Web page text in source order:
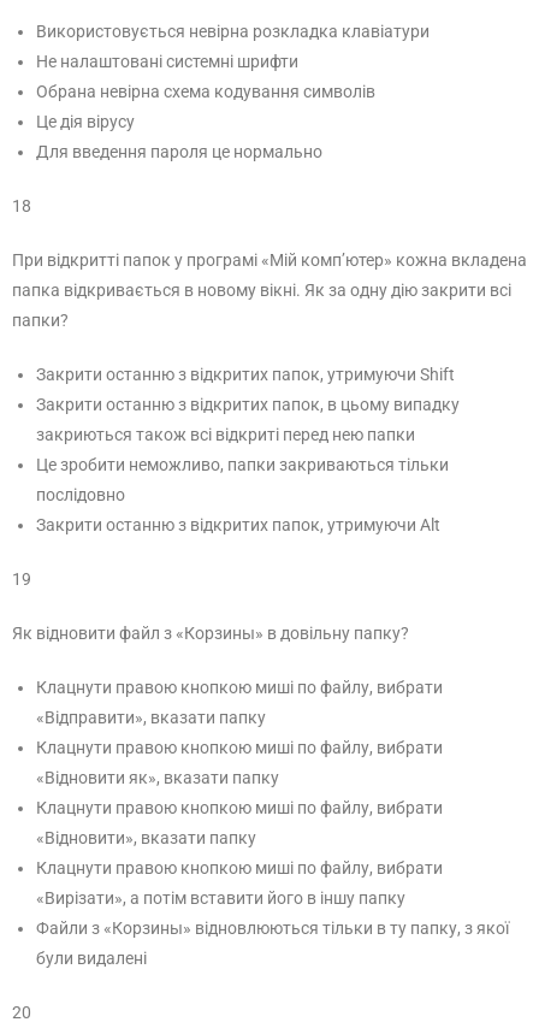
Використовується невірна розкладка клавіатури
Не налаштовані системні шрифти
Обрана невірна схема кодування символів
Це дія вірусу
Для введення пароля це нормально
18
При відкритті папок у програмі «Мій комп’ютер» кожна вкладена
папка відкривається в новому вікні. Як за одну дію закрити всі
папки?
Закрити останню з відкритих папок, утримуючи Shift
Закрити останню з відкритих папок, в цьому випадку
закриються також всі відкриті перед нею папки
Це зробити неможливо, папки закриваються тільки
послідовно
Закрити останню з відкритих папок, утримуючи Alt
19
Як відновити файл з «Корзины» в довільну папку?
Клацнути правою кнопкою миші по файлу, вибрати
«Відправити», вказати папку
Клацнути правою кнопкою миші по файлу, вибрати
«Відновити як», вказати папку
Клацнути правою кнопкою миші по файлу, вибрати
«Відновити», вказати папку
Клацнути правою кнопкою миші по файлу, вибрати
«Вирізати», а потім вставити його в іншу папку
Файли з «Корзины» відновлюються тільки в ту папку, з якої
були видалені
20